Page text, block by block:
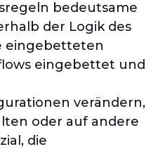
bedeutsame
der Logik des
eingebetteten
eingebettet und
verändern,
oder auf andere
die